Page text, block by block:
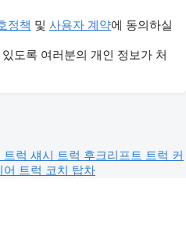
정책 및 사용자 계약에 동의하실
도록 여러분의 개인 정보가 처
트럭 섀시 트럭 후크리프트 트럭 커
어 트럭 코치 탑차